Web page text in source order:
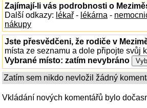
Zajímají-li vás podrobnosti o
Další odkazy: lékař - lékárna -
nákupy
Jste přesvědčeni, že rodiče v
místa ze seznamu a dole připojte svůj
Vybrané místo: zatím nevybráno
Zatím sem nikdo nevložil žádný
Vkládání nových komentářů bylo